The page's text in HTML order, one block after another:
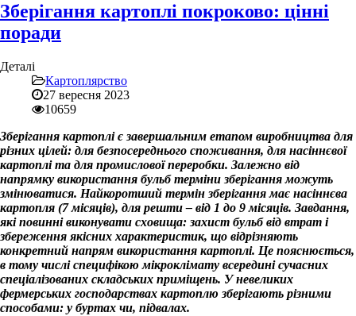
Зберігання картоплі покроково: цінні
поради
Деталі
Картоплярство
27 вересня 2023
10659
Зберігання картоплі є завершальним етапом виробництва для
різних цілей: для безпосереднього споживання, для насіннєвої
картоплі та для промислової переробки. Залежно від
напрямку використання бульб терміни зберігання можуть
змінюватися. Найкоротший термін зберігання має насіннєва
картопля (7 місяців), для решти – від 1 до 9 місяців. Завдання,
які повинні виконувати сховища: захист бульб від втрат і
збереження якісних характеристик, що відрізняють
конкретний напрям використання картоплі. Це пояснюється,
в тому числі специфікою мікроклімату всередині сучасних
спеціалізованих складських приміщень. У невеликих
фермерських господарствах картоплю зберігають різними
способами: у буртах чи, підвалах.